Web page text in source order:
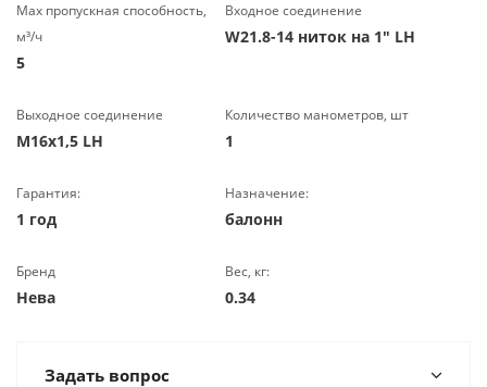
Max пропускная способность,
м³/ч
5
Входное соединение
W21.8-14 ниток на 1" LH
Выходное соединение
М16х1,5 LH
Количество манометров, шт
1
Гарантия:
1 год
Назначение:
балонн
Бренд
Нева
Вес, кг:
0.34
Задать вопрос